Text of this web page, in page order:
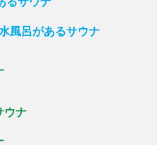
るサウナ
風呂があるサウナ
ウナ